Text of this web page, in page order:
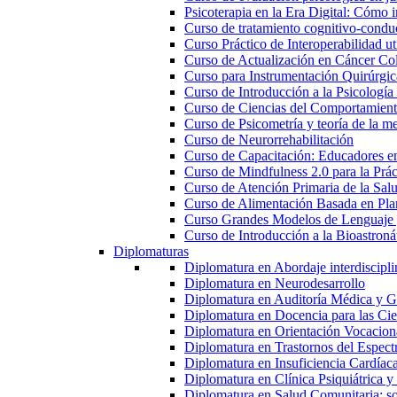
Psicoterapia en la Era Digital: Cómo
Curso de tratamiento cognitivo-
Curso Práctico de Interoperabilidad
Curso de Actualización en Cáncer
Curso para Instrumentación
Curso de Introducción a la Psicología
Curso de Ciencias del
Curso de Psicometría y teoría de la
Curso de Neurorrehabilitación
Curso de Capacitación: Educadores
Curso de Mindfulness 2.0 para la
Curso de Atención Primaria de la
Curso de Alimentación Basada en
Curso Grandes Modelos de
Curso de Introducción a la
Diplomaturas
Diplomatura en Abordaje
Diplomatura en Neurodesarrollo
Diplomatura en Auditoría Médica y
Diplomatura en Docencia para las
Diplomatura en Orientación
Diplomatura en Trastornos del
Diplomatura en Insuficiencia
Diplomatura en Clínica Psiquiátrica